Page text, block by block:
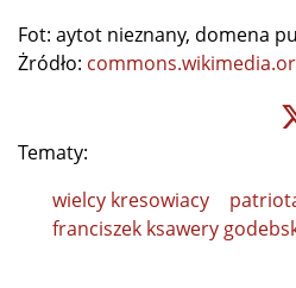
Fot: aytot nieznany, domena
Żródło:
Tematy:
wielcy kresowiacy
franciszek ksawery